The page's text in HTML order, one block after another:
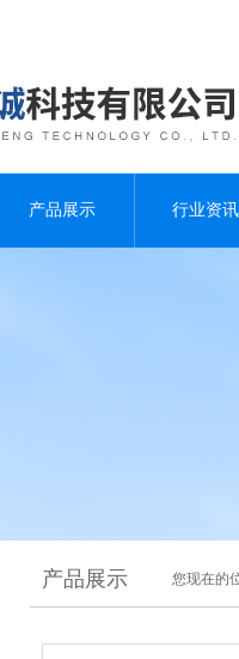
产品展示 行业资讯
产品展示 您现在的